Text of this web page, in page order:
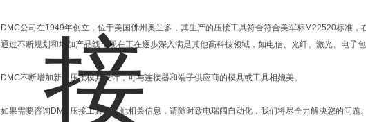
DMC公司在1949年创立，位于美国佛州奥兰多，其生产的压接工具符合符合美军标M22520标准，
通过不断规划和增加产品线，现在正在逐步深入满足其他高科技领域，如电信、光纤、激光、电子包
DMC不断增加新的压接模具设计，可与连接器和端子供应商的模具或工具相媲美。
如果需要咨询DMC压接工具及其他相关信息，请随时致电瑞阔自动化，我们将尽全力解决您的问题。